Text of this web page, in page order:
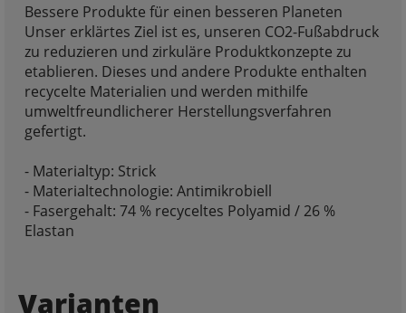
Bessere Produkte für einen besseren Planeten
Unser erklärtes Ziel ist es, unseren CO2-Fußabdruck
zu reduzieren und zirkuläre Produktkonzepte zu
etablieren. Dieses und andere Produkte enthalten
recycelte Materialien und werden mithilfe
umweltfreundlicherer Herstellungsverfahren
gefertigt.
- Materialtyp: Strick
- Materialtechnologie: Antimikrobiell
- Fasergehalt: 74 % recyceltes Polyamid / 26 %
Elastan
Varianten